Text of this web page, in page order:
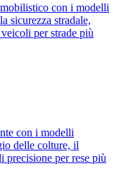
con i modelli
sicurezza stradale,
per strade più
con i modelli
delle colture, il
precisione per rese più